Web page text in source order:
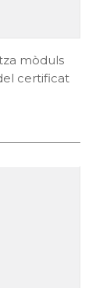
mòduls
certificat